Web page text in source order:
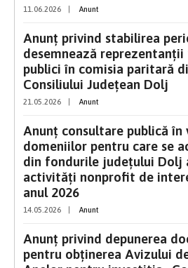
11.06.2026 Anunt
Anunț privind stabilirea
desemnează
publici în comisia paritară
Consiliului Județean Dolj
21.05.2026 Anunt
Anunț consultare publică
domeniilor pentru care se
din fondurile județului Dolj
activități nonprofit de
anul 2026
14.05.2026 Anunt
Anunț privind depunerea
pentru obținerea Avizului